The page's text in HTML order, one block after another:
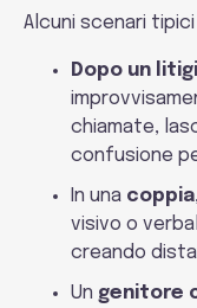
Alcuni scenari
Dopo un
chiamate,
confusione
In una coppia
visivo o
creando
Un genitore